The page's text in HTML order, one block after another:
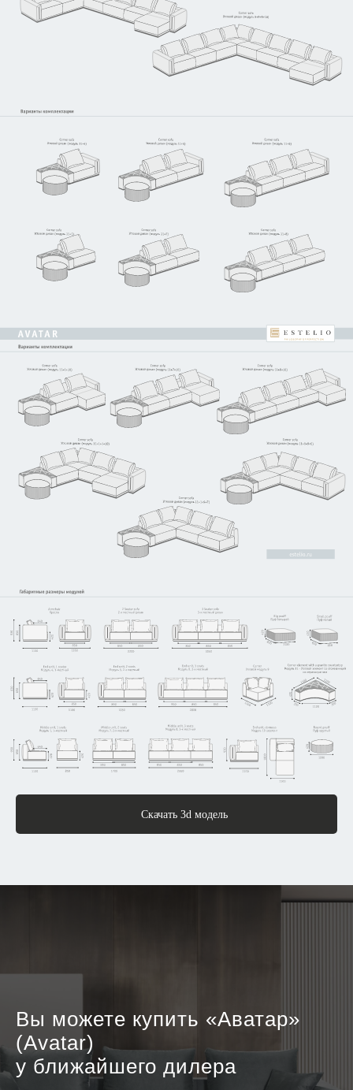
Скачать 3d модель
Вы можете купить «Аватар»
(Avatar)
у ближайшего дилера